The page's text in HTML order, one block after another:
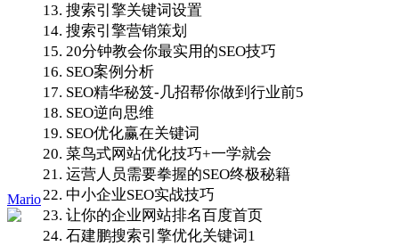
Mario
13. 搜索引擎关键词设置
14. 搜索引擎营销策划
15. 20分钟教会你最实用的SEO技巧
16. SEO案例分析
17. SEO精华秘笈-几招帮你做到行业前5
18. SEO逆向思维
19. SEO优化赢在关键词
20. 菜鸟式网站优化技巧+一学就会
21. 运营人员需要拳握的SEO终极秘籍
22. 中小企业SEO实战技巧
23. 让你的企业网站排名百度首页
24. 石建鹏搜索引擎优化关键词1